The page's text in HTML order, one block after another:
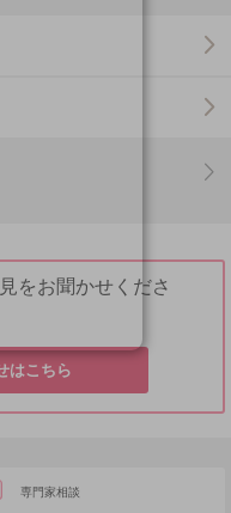
をお聞かせくださ
はこちら
専門家相談